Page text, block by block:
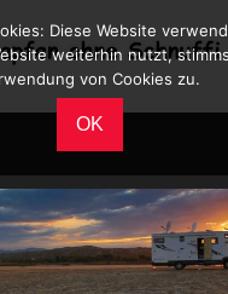
Diese Website
weiterhin nutzt,
von Cookies zu.
OK